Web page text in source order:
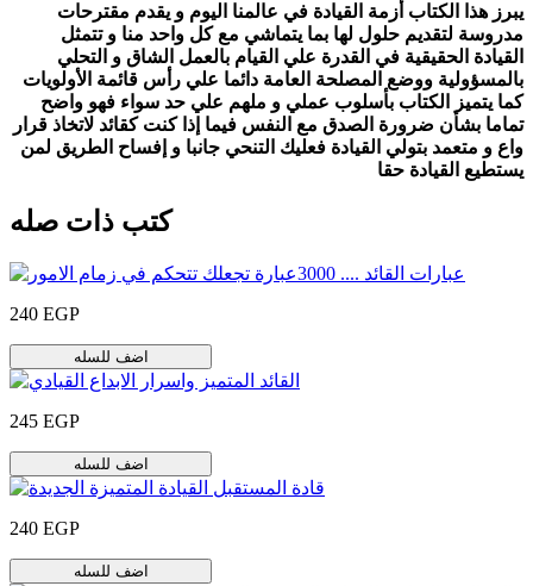
يبرز هذا الكتاب أزمة القيادة في عالمنا اليوم و يقدم مقترحات
مدروسة لتقديم حلول لها بما يتماشي مع كل واحد منا و تتمثل
القيادة الحقيقية في القدرة علي القيام بالعمل الشاق و التحلي
بالمسؤولية ووضع المصلحة العامة دائما علي رأس قائمة الأولويات
كما يتميز الكتاب بأسلوب عملي و ملهم علي حد سواء فهو واضح
تماما بشأن ضرورة الصدق مع النفس فيما إذا كنت كقائد لاتخاذ قرار
واع و متعمد بتولي القيادة فعليك التنحي جانبا و إفساح الطريق لمن
يستطيع القيادة حقا
كتب ذات صله
240 EGP
اضف للسله
245 EGP
اضف للسله
240 EGP
اضف للسله